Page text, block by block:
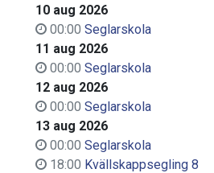
10 aug 2026
00:00 Seglarskola
11 aug 2026
00:00 Seglarskola
12 aug 2026
00:00 Seglarskola
13 aug 2026
00:00 Seglarskola
18:00 Kvällskappsegling 8